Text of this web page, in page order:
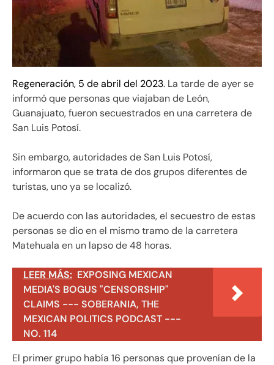
Regeneración, 5 de abril del 2023. La tarde de ayer se
informó que personas que viajaban de León,
Guanajuato, fueron secuestrados en una carretera de
San Luis Potosí.
Sin embargo, autoridades de San Luis Potosí,
informaron que se trata de dos grupos diferentes de
turistas, uno ya se localizó.
De acuerdo con las autoridades, el secuestro de estas
personas se dio en el mismo tramo de la carretera
Matehuala en un lapso de 48 horas.
LEER MÁS: EXPOSING MEXICAN
MEDIA'S BOGUS "CENSORSHIP"
CLAIMS --- SOBERANIA, THE
MEXICAN POLITICS PODCAST ---
NO. 114
El primer grupo había 16 personas que provenían de la